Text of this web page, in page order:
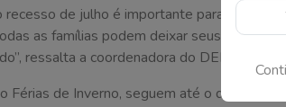
de julho é importante para que as
as famílias podem deixar seus
ressalta a coordenadora do DEI, Andreza
de Inverno, seguem até o dia 26 de